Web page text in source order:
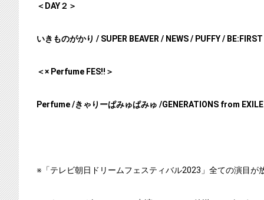
＜DAY２＞
いきものがかり / SUPER BEAVER / NEWS / PUFFY /
＜× Perfume FES!!＞
Perfume /きゃりーぱみゅぱみゅ /GENERATIONS from
※「テレビ朝日ドリームフェスティバル2023」全ての演目が